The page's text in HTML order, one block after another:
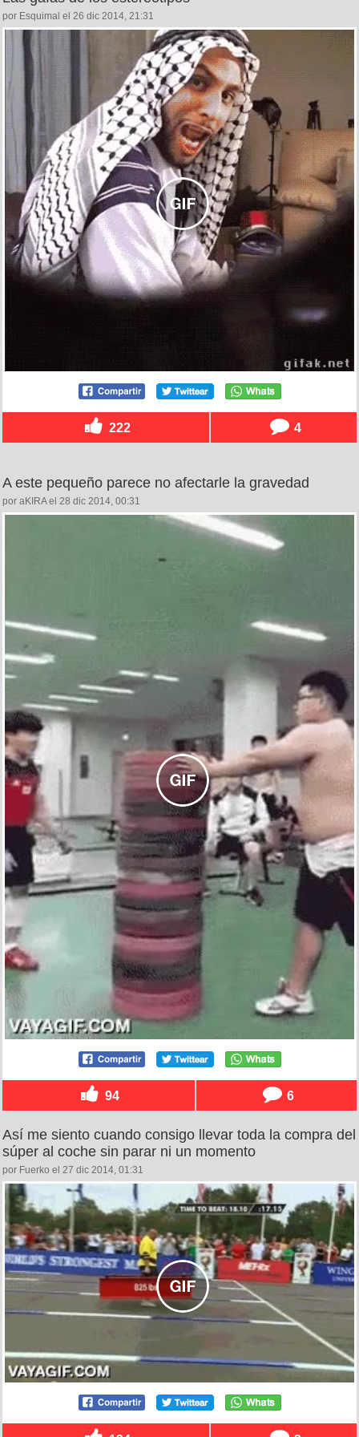
por Esquimal el 26 dic 2014, 21:31
222 4
A este pequeño parece no afectarle la gravedad
por aKIRA el 28 dic 2014, 00:31
94 6
Así me siento cuando consigo llevar toda la compra del
súper al coche sin parar ni un momento
por Fuerko el 27 dic 2014, 01:31